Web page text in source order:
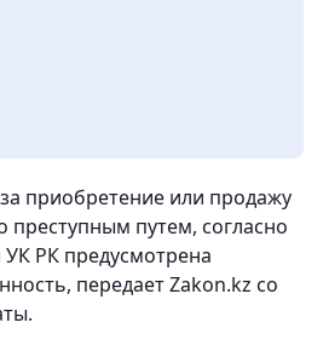
приобретение или продажу
преступным путем, согласно
РК предусмотрена
, передает Zakon.kz со